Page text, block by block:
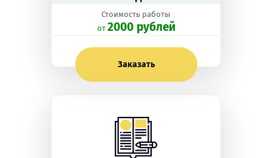
Стоимость работы
oт 2000 рублей
Заказать